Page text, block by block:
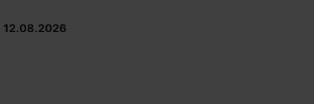
12.08.2026